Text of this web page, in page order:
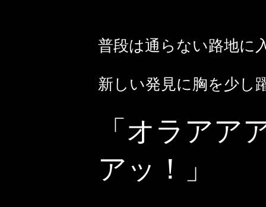
普段は通らない路地に
新しい発見に胸を少し
「オラアア
アッ！」